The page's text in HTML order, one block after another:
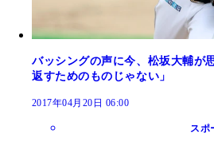
バッシングの声に今、松坂大輔が
返すためのものじゃない」
2017年04月20日 06:00
スポ